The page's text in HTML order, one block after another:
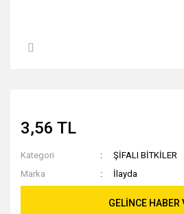
3,56 TL
Kategori
ŞİFALI BİTKİLER
Marka
İlayda
GELİNCE HABER